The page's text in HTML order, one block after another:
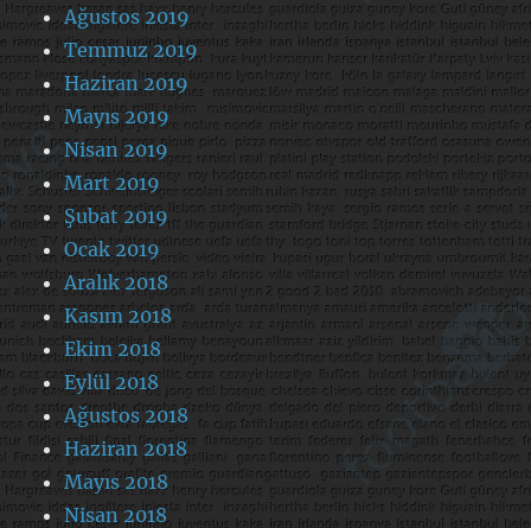
Ağustos 2019
Temmuz 2019
Haziran 2019
Mayıs 2019
Nisan 2019
Mart 2019
Şubat 2019
Ocak 2019
Aralık 2018
Kasım 2018
Ekim 2018
Eylül 2018
Ağustos 2018
Haziran 2018
Mayıs 2018
Nisan 2018